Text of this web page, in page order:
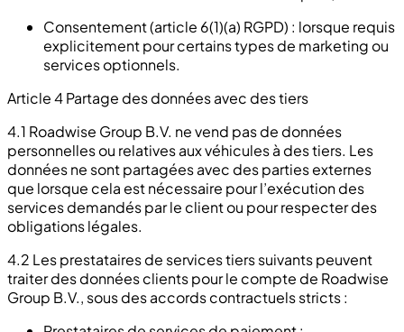
Consentement (article 6(1)(a) RGPD) : lorsque requis
explicitement pour certains types de marketing ou
services optionnels.
Article 4 Partage des données avec des tiers
4.1 Roadwise Group B.V. ne vend pas de données
personnelles ou relatives aux véhicules à des tiers. Les
données ne sont partagées avec des parties externes
que lorsque cela est nécessaire pour l’exécution des
services demandés par le client ou pour respecter des
obligations légales.
4.2 Les prestataires de services tiers suivants peuvent
traiter des données clients pour le compte de Roadwise
Group B.V., sous des accords contractuels stricts :